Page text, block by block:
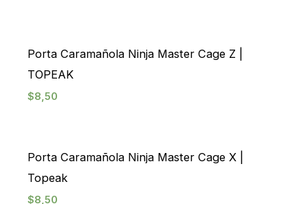
Porta Caramañola Ninja Master Cage Z |
TOPEAK
$8,50
Porta Caramañola Ninja Master Cage X |
Topeak
$8,50